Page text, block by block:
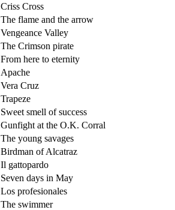
Criss Cross
The flame and the arrow
Vengeance Valley
The Crimson pirate
From here to eternity
Apache
Vera Cruz
Trapeze
Sweet smell of success
Gunfight at the O.K. Corral
The young savages
Birdman of Alcatraz
Il gattopardo
Seven days in May
Los profesionales
The swimmer